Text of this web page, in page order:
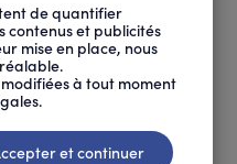
quels cas
après
?
de quantifier
contenus et publicités
mise en place, nous
à tout moment
et continuer